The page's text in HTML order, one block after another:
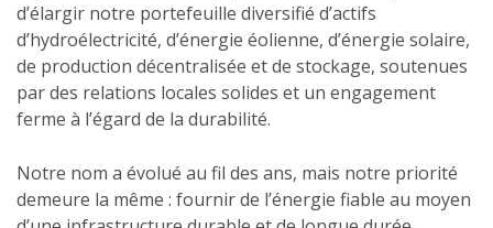
d’élargir notre portefeuille diversifié d’actifs
d’hydroélectricité, d’énergie éolienne, d’énergie solaire,
de production décentralisée et de stockage, soutenues
par des relations locales solides et un engagement
ferme à l’égard de la durabilité.
Notre nom a évolué au fil des ans, mais notre priorité
demeure la même : fournir de l’énergie fiable au moyen